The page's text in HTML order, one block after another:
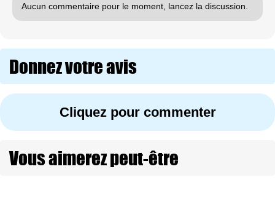
Aucun commentaire pour le moment, lancez la discussion.
Donnez votre avis
Cliquez pour commenter
Vous aimerez peut-être